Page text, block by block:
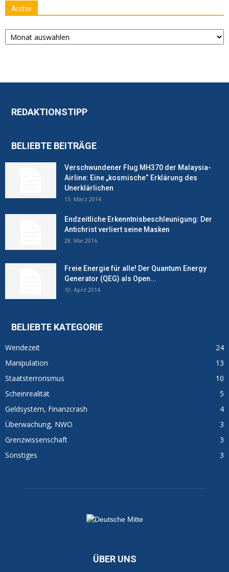
Archiv
Archiv
REDAKTIONSTIPP
BELIEBTE BEITRÄGE
Verschwundener Flug MH370 der Malaysia-
Airline: Eine „kosmische“ Erklärung des
Unerklärlichen
13. März 2014
Endzeitliche Erkenntnisbeschleunigung: Der
Antichrist verliert seine Masken
28. Mai 2016
Freie Energie für alle! Der Quantum Energy
Generator (QEG) als Open...
10. April 2014
BELIEBTE KATEGORIE
Wendezeit
24
Manipulation
13
Staatsterrorismus
10
Scheinrealität
5
Geldsystem, Finanzcrash
4
Überwachung, NWO
3
Grenzwissenschaft
3
Sonstiges
3
ÜBER UNS